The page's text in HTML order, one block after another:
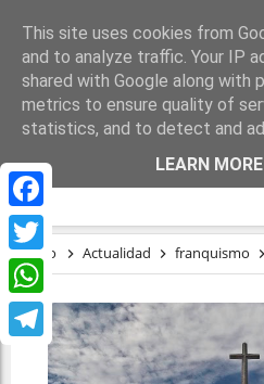
Facebook
Twitter
WhatsApp
Telegram
COMO QUISO
IGLESIA
Inicio Actualidad franquismo
This site uses cookies from
and to analyze traffic. Your IP
shared with Google along with
metrics to ensure quality of
statistics, and to detect and
LEARN MORE